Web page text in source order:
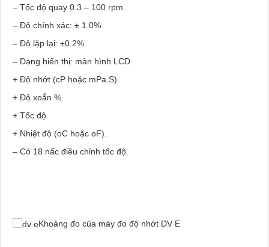
– Tốc độ quay 0.3 – 100 rpm.
– Độ chính xác: ± 1.0%.
– Độ lặp lại: ±0.2%.
– Dạng hiển thị: màn hình LCD.
+ Độ nhớt (cP hoặc mPa.S).
+ Độ xoắn %.
+ Tốc độ.
+ Nhiệt độ (oC hoặc oF).
– Có 18 nấc điều chỉnh tốc độ.
Khoảng đo của máy đo độ nhớt DV E